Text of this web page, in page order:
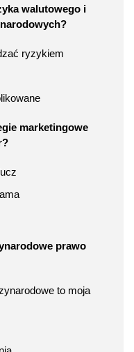
walutowego i
ryzykiem
marketingowe
prawo
to moja